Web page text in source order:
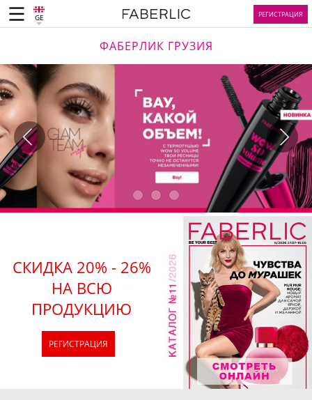
GE РЕГИСТРАЦИЯ
ФАБЕРЛИК ГРУЗИЯ
СКИДКА 20% - 26%
НА ВСЮ
ПРОДУКЦИЮ
РЕГИСТРАЦИЯ